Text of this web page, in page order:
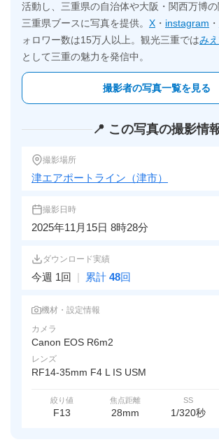
活動し、三重県の自治体や大阪・関西万博
三重県ブースに写真を提供。 X ・ instagram ・
ォロワー数は15万人以上。観光三重ではみ
として三重の魅力を発信中。
撮影者の写真一覧を見る
📍 この写真の撮影情
撮影場所
津エアポートライン（津市）
撮影日時
2025年11月15日 8時28分
ダウンロード実績
今週 1回 | 累計 48回
機材・設定情報
カメラ
Canon EOS R6m2
レンズ
RF14-35mm F4 L IS USM
絞り値
F13
焦点距離
28mm
SS
1/320秒